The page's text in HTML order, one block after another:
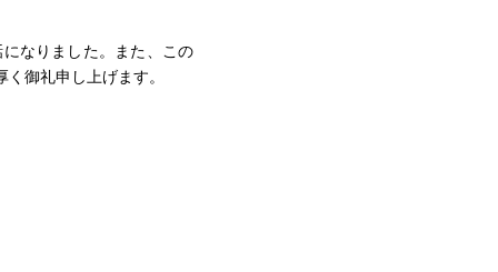
なりました。また、この
御礼申し上げます。